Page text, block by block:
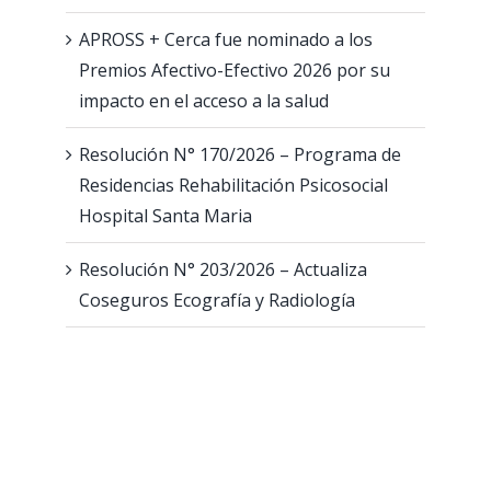
Red de Farmacias
Tiras e Insulinas
Vacuna contra el Dengue
Vacuna contra el dengue – 4 cuotas con Bancor.
Red de Farmacias – Leches
Pagá tu cuota
Guía de Validación INTERNACION
Guía de Validación APROSS AMBULATORIO
Plataforma de validación Odontológica
Reclamos Preliquidaciones
Tutorial Empadronamiento Oncológico
APROSS + Cerca fue nominado a los
Premios Afectivo-Efectivo 2026 por su
impacto en el acceso a la salud
Resolución N° 170/2026 – Programa de
Residencias Rehabilitación Psicosocial
Hospital Santa Maria
Resolución N° 203/2026 – Actualiza
Coseguros Ecografía y Radiología